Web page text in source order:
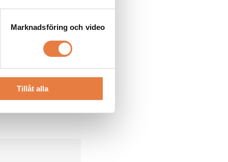
Marknadsföring och video
Tillåt alla